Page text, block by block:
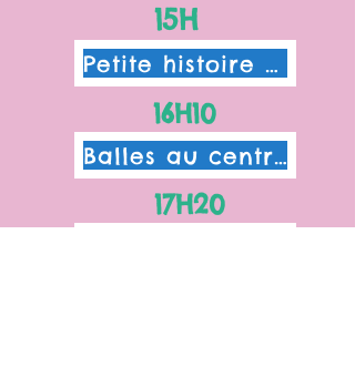
15H
Petite histoire au hasard
16H10
Balles au centre
17H20